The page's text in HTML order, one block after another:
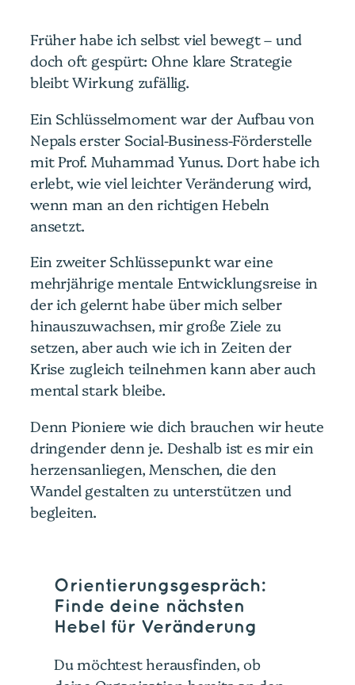
Früher habe ich selbst viel bewegt – und
doch oft gespürt: Ohne klare Strategie
bleibt Wirkung zufällig.
Ein Schlüsselmoment war der Aufbau von
Nepals erster Social-Business-Förderstelle
mit Prof. Muhammad Yunus. Dort habe ich
erlebt, wie viel leichter Veränderung wird,
wenn man an den richtigen Hebeln
ansetzt.
Ein zweiter Schlüssepunkt war eine
mehrjährige mentale Entwicklungsreise in
der ich gelernt habe über mich selber
hinauszuwachsen, mir große Ziele zu
setzen, aber auch wie ich in Zeiten der
Krise zugleich teilnehmen kann aber auch
mental stark bleibe.
Denn Pioniere wie dich brauchen wir heute
dringender denn je. Deshalb ist es mir ein
herzensanliegen, Menschen, die den
Wandel gestalten zu unterstützen und
begleiten.
Orientierungsgespräch:
Finde deine nächsten
Hebel für Veränderung
Du möchtest herausfinden, ob